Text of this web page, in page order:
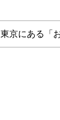
東京にある「